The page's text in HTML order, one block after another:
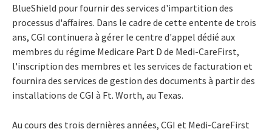
BlueShield pour fournir des services d'impartition des
processus d'affaires. Dans le cadre de cette entente de trois
ans, CGI continuera à gérer le centre d'appel dédié aux
membres du régime Medicare Part D de Medi-CareFirst,
l'inscription des membres et les services de facturation et
fournira des services de gestion des documents à partir des
installations de CGI à Ft. Worth, au Texas.
Au cours des trois dernières années, CGI et Medi-CareFirst